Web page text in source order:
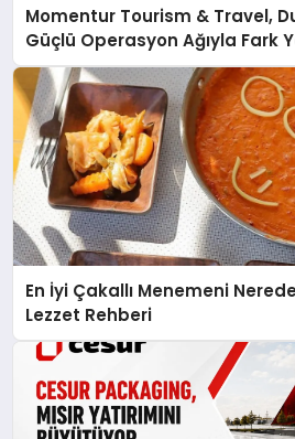
Momentur Tourism & Travel,
Güçlü Operasyon Ağıyla Fark
En İyi Çakallı Menemeni
Lezzet Rehberi